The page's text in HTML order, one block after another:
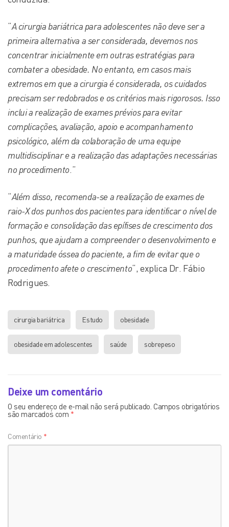
“A cirurgia bariátrica para adolescentes não deve ser a
primeira alternativa a ser considerada, devemos nos
concentrar inicialmente em outras estratégias para
combater a obesidade. No entanto, em casos mais
extremos em que a cirurgia é considerada, os cuidados
precisam ser redobrados e os critérios mais rigorosos. Isso
inclui a realização de exames prévios para evitar
complicações, avaliação, apoio e acompanhamento
psicológico, além da colaboração de uma equipe
multidisciplinar e a realização das adaptações necessárias
no procedimento.”
“Além disso, recomenda-se a realização de exames de
raio-X dos punhos dos pacientes para identificar o nível de
formação e consolidação das epífises de crescimento dos
punhos, que ajudam a compreender o desenvolvimento e
a maturidade óssea do paciente, a fim de evitar que o
procedimento afete o crescimento“, explica Dr. Fábio
Rodrigues.
cirurgia bariátrica Estudo obesidade
obesidade em adolescentes saúde sobrepeso
Deixe um comentário
O seu endereço de e-mail não será publicado. Campos obrigatórios
são marcados com *
Comentário *